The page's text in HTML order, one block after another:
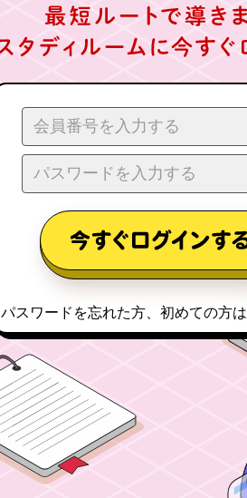
パスワードを忘れた方、 初めての方は